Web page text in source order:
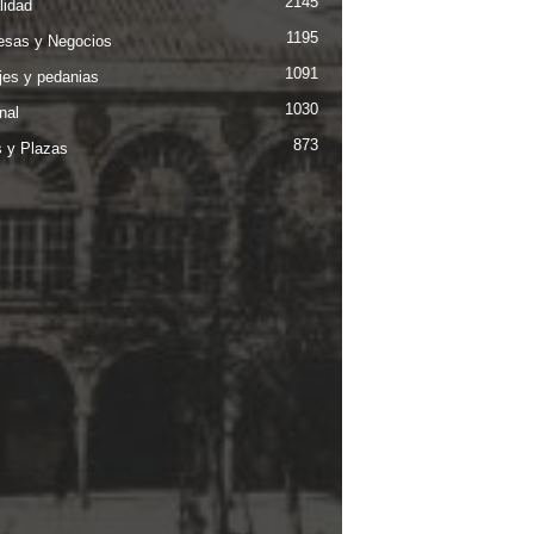
y Negocios 1195
y pedanias 1091
1030
y Plazas 873